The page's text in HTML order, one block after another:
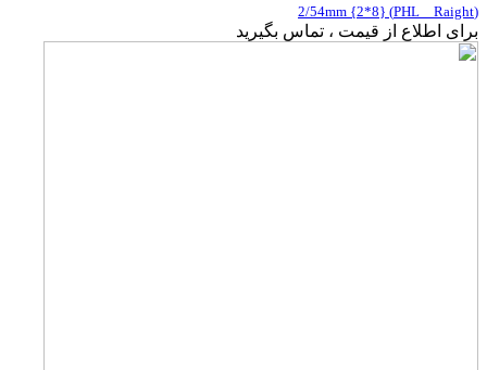
(PHL _ Raight) {2*8} 2/54mm
برای اطلاع از قیمت ، تماس بگیرید